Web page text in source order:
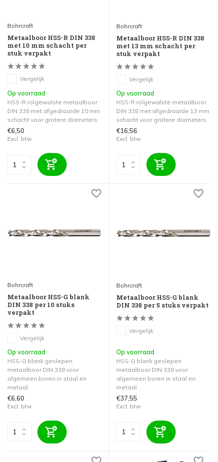
Bohrcraft
Metaalboor HSS-R DIN 338
met 10 mm schacht per
stuk verpakt
Vergelijk
Op voorraad
HSS-R rolgewalste metaalboor
DIN 338 met afgedraaide 10 mm
schacht voor grotere diameters.
€6,50
Excl. btw
Bohrcraft
Metaalboor HSS-R DIN 338
met 13 mm schacht per
stuk verpakt
Vergelijk
Op voorraad
HSS-R rolgewalste metaalboor
DIN 338 met afgedraaide 13 mm
schacht voor grotere diameters.
€16,56
Excl. btw
Bohrcraft
Metaalboor HSS-G blank
DIN 338 per 10 stuks
verpakt
Vergelijk
Op voorraad
HSS-G blank geslepen
metaalboor DIN 338 voor
algemeen boren in staal en
metaal.
€6,60
Excl. btw
Bohrcraft
Metaalboor HSS-G blank
DIN 338 per 5 stuks verpakt
Vergelijk
Op voorraad
HSS-G blank geslepen
metaalboor DIN 338 voor
algemeen boren in staal en
metaal.
€37,55
Excl. btw